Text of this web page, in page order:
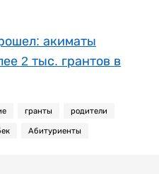
акиматы
2 тыс. грантов в
гранты родители
Абитуриенты